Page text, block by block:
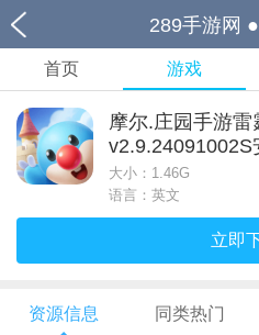
289手游网 ●
首页 游戏
摩尔.庄园手游雷
v2.9.24091002S
大小： 1.46G
语言：英文
立即
资源信息 同类热门